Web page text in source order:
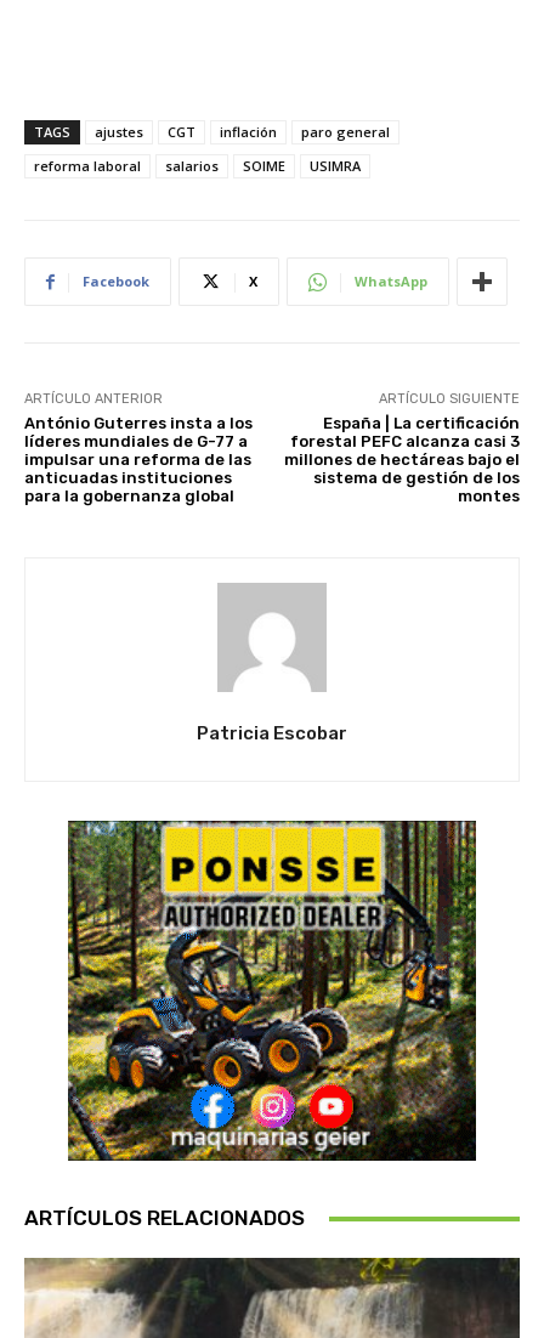
TAGS ajustes CGT inflación
paro general
reforma laboral
salarios SOIME USIMRA
Facebook X WhatsApp
ARTÍCULO ANTERIOR
António Guterres insta a los
líderes mundiales de G-77 a
impulsar una reforma de las
anticuadas instituciones
para la gobernanza global
ARTÍCULO SIGUIENTE
España | La certificación
forestal PEFC alcanza casi 3
millones de hectáreas bajo el
sistema de gestión de los
montes
Patricia Escobar
ARTÍCULOS RELACIONADOS